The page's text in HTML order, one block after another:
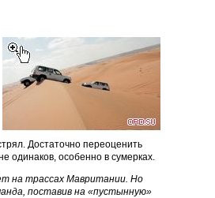
Достаточно переоценить
одинаков, особенно в сумерках.
на трассах Мавритании. Но
поставив на «пустынную»